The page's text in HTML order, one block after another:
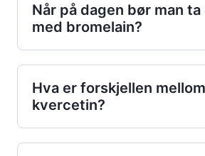
Når på dagen bør man
med bromelain?
Hva er forskjellen
kvercetin?